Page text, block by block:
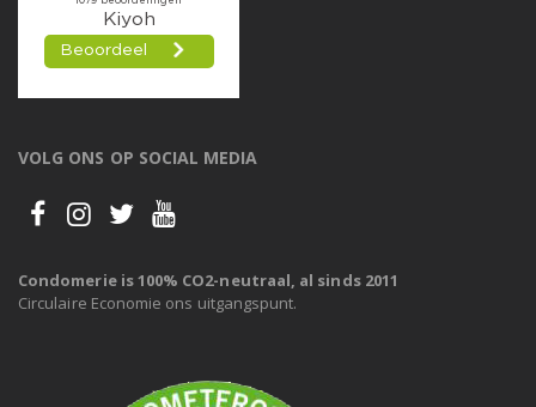
VOLG ONS OP SOCIAL MEDIA
Condomerie is 100% CO2-neutraal, al sinds 2011
Circulaire Economie ons uitgangspunt.